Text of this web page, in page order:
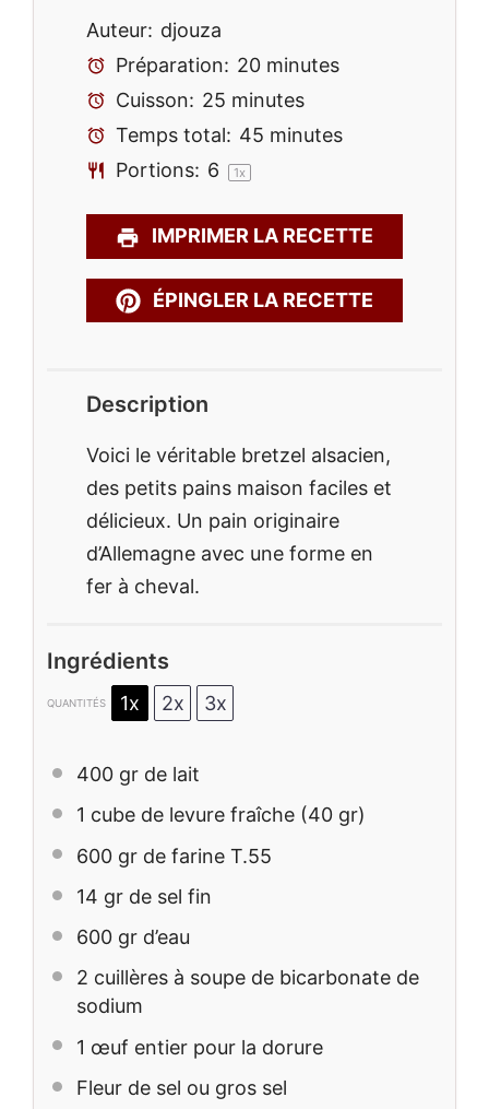
Auteur: djouza
Préparation: 20 minutes
Cuisson: 25 minutes
Temps total: 45 minutes
Portions: 6 1x
IMPRIMER LA RECETTE
ÉPINGLER LA RECETTE
Description
Voici le véritable bretzel alsacien,
des petits pains maison faciles et
délicieux. Un pain originaire
d’Allemagne avec une forme en
fer à cheval.
Ingrédients
QUANTITÉS 1x 2x 3x
400 gr de lait
1 cube de levure fraîche (40 gr)
600 gr de farine T.55
14 gr de sel fin
600 gr d’eau
2 cuillères à soupe de bicarbonate de
sodium
1 œuf entier pour la dorure
Fleur de sel ou gros sel